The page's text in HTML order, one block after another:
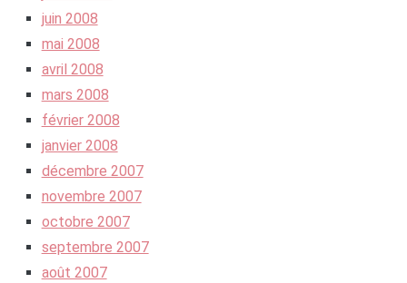
juin 2008
mai 2008
avril 2008
mars 2008
février 2008
janvier 2008
décembre 2007
novembre 2007
octobre 2007
septembre 2007
août 2007